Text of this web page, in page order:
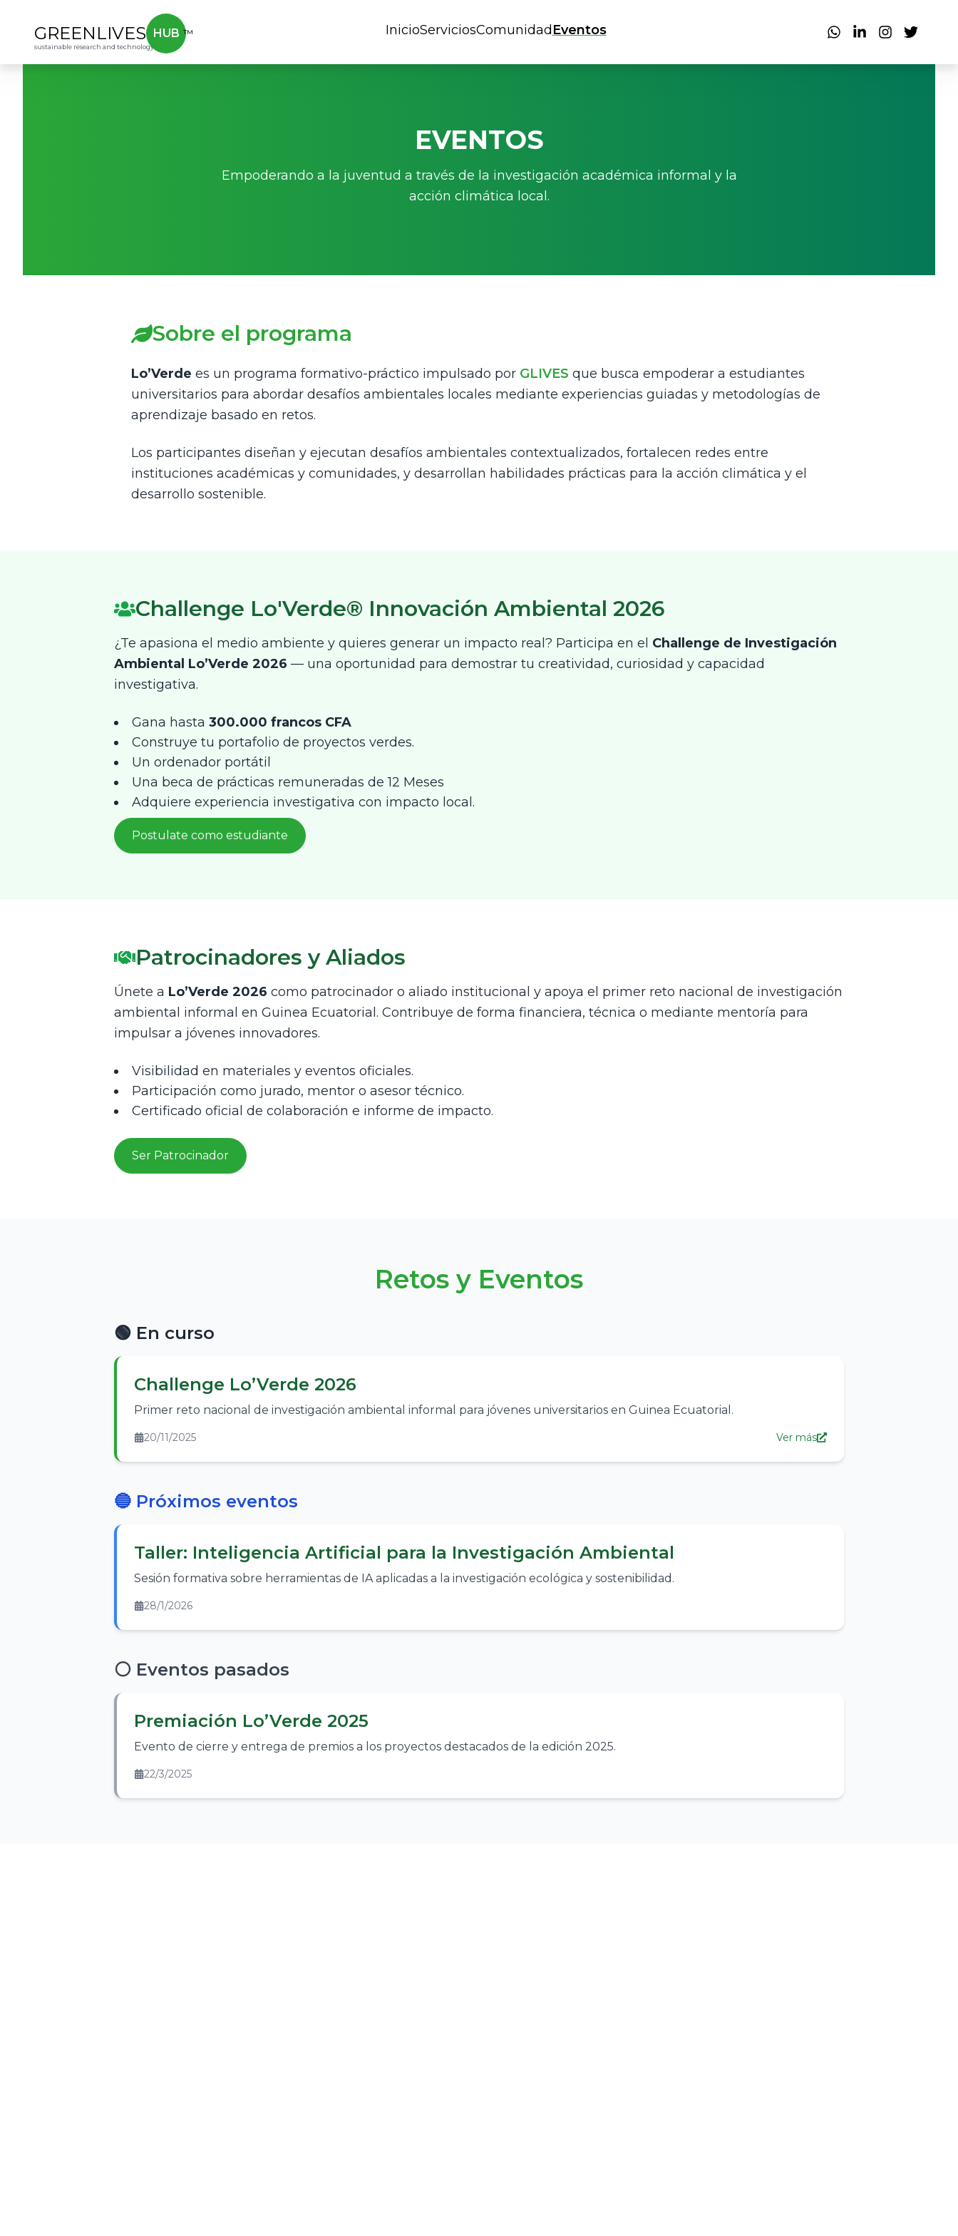
GREENLIVES HUB ™
sustainable research and technology
InicioServiciosComunidadEventos
EVENTOS
Empoderando a la juventud a través de la investigación académica informal y la
acción climática local.
Sobre el programa
Lo’Verde es un programa formativo-práctico impulsado por GLIVES que busca empoderar a estudiantes
universitarios para abordar desafíos ambientales locales mediante experiencias guiadas y metodologías de
aprendizaje basado en retos.
Los participantes diseñan y ejecutan desafíos ambientales contextualizados, fortalecen redes entre
instituciones académicas y comunidades, y desarrollan habilidades prácticas para la acción climática y el
desarrollo sostenible.
Challenge Lo'Verde® Innovación Ambiental 2026
¿Te apasiona el medio ambiente y quieres generar un impacto real? Participa en el Challenge de Investigación
Ambiental Lo’Verde 2026 — una oportunidad para demostrar tu creatividad, curiosidad y capacidad
investigativa.
Gana hasta 300.000 francos CFA
Construye tu portafolio de proyectos verdes.
Un ordenador portátil
Una beca de prácticas remuneradas de 12 Meses
Adquiere experiencia investigativa con impacto local.
Postulate como estudiante
Patrocinadores y Aliados
Únete a Lo’Verde 2026 como patrocinador o aliado institucional y apoya el primer reto nacional de investigación
ambiental informal en Guinea Ecuatorial. Contribuye de forma financiera, técnica o mediante mentoría para
impulsar a jóvenes innovadores.
Visibilidad en materiales y eventos oficiales.
Participación como jurado, mentor o asesor técnico.
Certificado oficial de colaboración e informe de impacto.
Ser Patrocinador
Retos y Eventos
🟢 En curso
Challenge Lo’Verde 2026
Primer reto nacional de investigación ambiental informal para jóvenes universitarios en Guinea Ecuatorial.
20/11/2025 Ver más
🔵 Próximos eventos
Taller: Inteligencia Artificial para la Investigación Ambiental
Sesión formativa sobre herramientas de IA aplicadas a la investigación ecológica y sostenibilidad.
28/1/2026
⚪ Eventos pasados
Premiación Lo’Verde 2025
Evento de cierre y entrega de premios a los proyectos destacados de la edición 2025.
22/3/2025